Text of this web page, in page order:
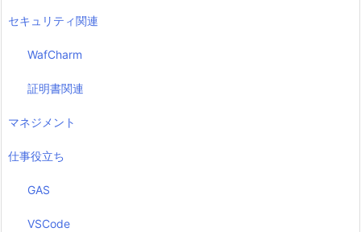
セキュリティ関連
WafCharm
証明書関連
マネジメント
仕事役立ち
GAS
VSCode